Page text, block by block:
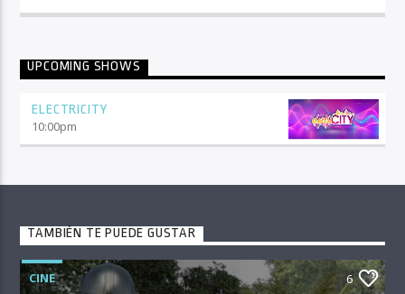
UPCOMING SHOWS
ELECTRICITY
10:00pm
TAMBIÉN TE PUEDE GUSTAR
CINE 6